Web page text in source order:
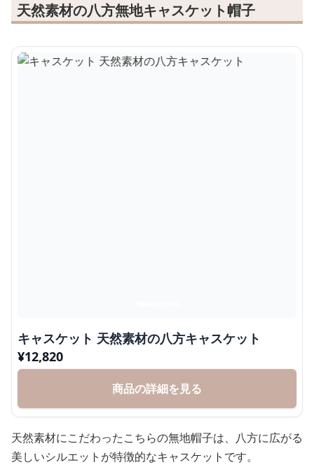
天然素材の八方無地キャスケット帽子
キャスケット 天然素材の八方キャスケット
¥12,820
商品の詳細を見る
天然素材にこだわったこちらの無地帽子は、八方に広がる
美しいシルエットが特徴的なキャスケットです。